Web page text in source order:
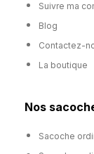
Suivre ma
Blog
Contactez-
La boutique
Nos
Sacoche